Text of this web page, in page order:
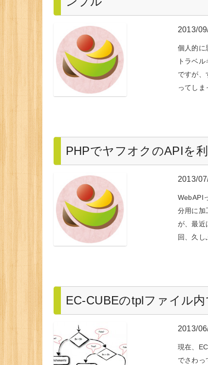
2013/
個人的に
トラベ
ですが
ってしま
PHPでヤフオクのAPIを
2013/
WebAPI
分用に加
が、最近
回、久し
EC-CUBEのtplファイル
2013/
現在、
でさわっ